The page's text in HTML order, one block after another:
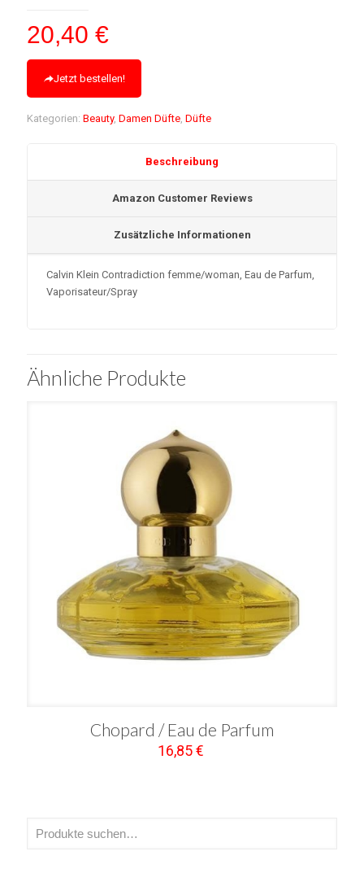
20,40 €
Jetzt bestellen!
Kategorien: Beauty, Damen Düfte Düfte
Beschreibung
Amazon Customer Reviews
Zusätzliche Informationen
Calvin Klein Contradiction femme/woman, Eau de Parfum,
Vaporisateur/Spray
Ähnliche Produkte
Chopard / Eau de Parfum
16,85€